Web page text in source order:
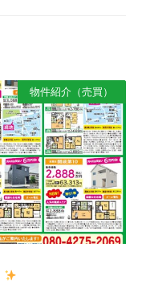
物件紹介（売買）